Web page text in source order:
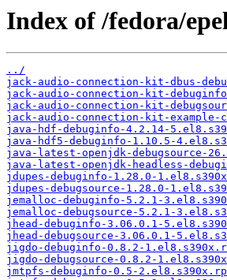
Index of /fedora/
../
jack-audio-connection-kit-dbus-
jack-audio-connection-kit-
jack-audio-connection-kit-
jack-audio-connection-kit-example-
java-hdf-debuginfo-4.2.14-
java-hdf5-debuginfo-1.10.5-
java-latest-openjdk-debugsource-
java-latest-openjdk-headless-
jdupes-debuginfo-1.28.0-
jdupes-debugsource-1.28.0-
jemalloc-debuginfo-5.2.1-
jemalloc-debugsource-5.2.1-
jhead-debuginfo-3.06.0.1-
jhead-debugsource-3.06.0.1-
jigdo-debuginfo-0.8.2-
jigdo-debugsource-0.8.2-
jmtpfs-debuginfo-0.5-